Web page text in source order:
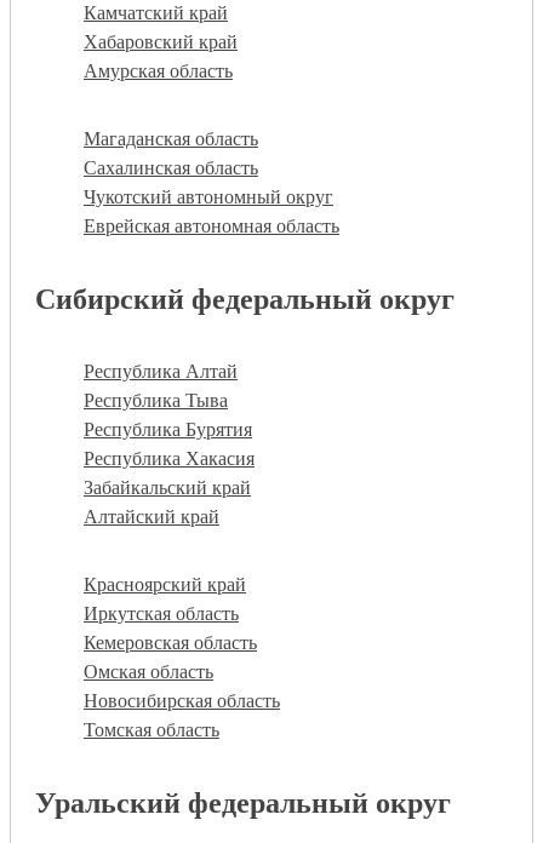
Камчатский край
Хабаровский край
Амурская область
Магаданская область
Сахалинская область
Чукотский автономный округ
Еврейская автономная область
Сибирский федеральный округ
Республика Алтай
Республика Тыва
Республика Бурятия
Республика Хакасия
Забайкальский край
Алтайский край
Красноярский край
Иркутская область
Кемеровская область
Омская область
Новосибирская область
Томская область
Уральский федеральный округ